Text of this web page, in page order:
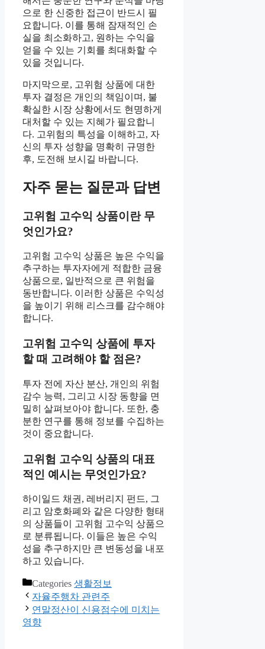
으로 한 신중한 접근이 반드시 필
요합니다. 이를 통해 잠재적인 손
실을 최소화하고, 원하는 수익을
얻을 수 있는 기회를 최대화할 수
있을 것입니다.
마지막으로, 고위험 상품에 대한
투자 결정은 개인의 책임이며, 불
확실한 시장 상황에서도 현명하게
대처할 수 있는 지혜가 필요합니
다. 고위험의 특성을 이해하고, 자
신의 투자 성향을 명확히 규명한
후, 도전해 보시길 바랍니다.
자주 묻는 질문과 답변
고위험 고수익 상품이란 무
엇인가요?
고위험 고수익 상품은 높은 수익을
추구하는 투자자에게 적합한 금융
상품으로, 일반적으로 큰 위험을
동반합니다. 이러한 상품은 수익성
을 높이기 위해 리스크를 감수해야
합니다.
고위험 고수익 상품에 투자
할 때 고려해야 할 점은?
투자 전에 자산 분산, 개인의 위험
감수 능력, 그리고 시장 동향을 면
밀히 살펴보아야 합니다. 또한, 충
분한 연구를 통해 정보를 수집하는
것이 중요합니다.
고위험 고수익 상품의 대표
적인 예시는 무엇인가요?
하이일드 채권, 레버리지 펀드, 그
리고 암호화폐와 같은 다양한 형태
의 상품들이 고위험 고수익 상품으
로 분류됩니다. 이들은 높은 수익
성을 추구하지만 큰 변동성을 내포
하고 있습니다.
Categories 생활정보
자율주행차 관련주
연말정산이 신용점수에 미치는
영향